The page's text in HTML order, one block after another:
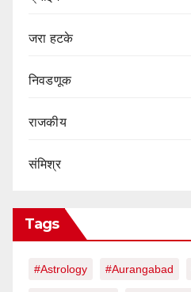
जरा हटके
निवडणूक
राजकीय
संमिश्र
Tags
#Astrology #Aurangabad